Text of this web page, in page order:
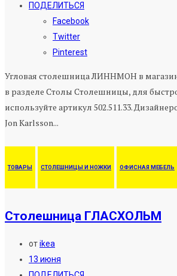
ПОДЕЛИТЬСЯ
Facebook
Twitter
Pinterest
Угловая столешница ЛИННМОН в
в разделе Столы Столешницы, для
используйте артикул 502.511.33.
Jon Karlsson...
ТОВАРЫ СТОЛЕШНИЦЫ И НОЖКИ ОФИСНАЯ МЕБЕЛЬ
Столешница ГЛАСХОЛЬМ
отikea
13 июня